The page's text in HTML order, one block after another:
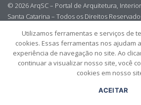
© 2026 ArqSC – Portal de Arquitetura,
Santa Catarina – Todos os Direitos
Utilizamos ferramentas e serviços de
cookies. Essas ferramentas nos ajudam
experiência de navegação no site. Ao
continuar a visualizar nosso site, você
cookies em nosso
ACEITAR